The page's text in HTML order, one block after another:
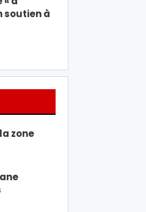
soutien à
zone